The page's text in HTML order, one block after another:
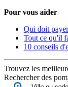
Pour vous aider
Qui doit
Tout ce qu'il
10 conseils
Trouvez les
Rechercher des